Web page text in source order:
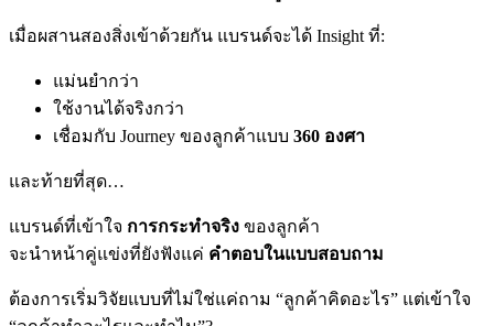
เมื่อผสานสองสิ่งเข้าด้วยกัน แบรนด์จะได้ Insight ที่:
แม่นยำกว่า
ใช้งานได้จริงกว่า
เชื่อมกับ Journey ของลูกค้าแบบ
และท้ายที่สุด…
แบรนด์ที่เข้าใจ การกระทำจริง
ของลูกค้า
จะนำหน้าคู่แข่งที่ยังฟังแค่
คำตอบในแบบสอบถาม
ต้องการเริ่มวิจัยแบบที่ไม่ใช่แค่ถาม “ลูกค้าคิดอะไร” แต่เข้าใจ
“ลูกค้าทำอะไรและทำไม”?